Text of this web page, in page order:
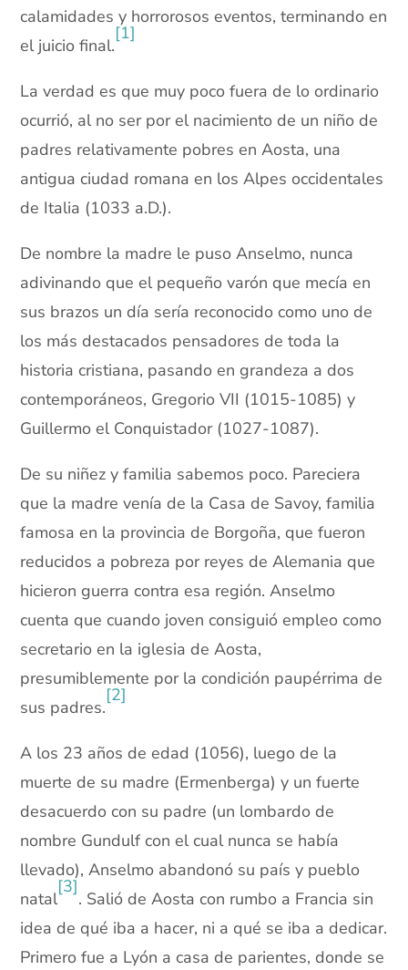
calamidades y horrorosos eventos, terminando en
el juicio final.
[1]
La verdad es que muy poco fuera de lo ordinario
ocurrió, al no ser por el nacimiento de un niño de
padres relativamente pobres en Aosta, una
antigua ciudad romana en los Alpes occidentales
de Italia (1033 a.D.).
De nombre la madre le puso Anselmo, nunca
adivinando que el pequeño varón que mecía en
sus brazos un día sería reconocido como uno de
los más destacados pensadores de toda la
historia cristiana, pasando en grandeza a dos
contemporáneos, Gregorio VII (1015-1085) y
Guillermo el Conquistador (1027-1087).
De su niñez y familia sabemos poco. Pareciera
que la madre venía de la Casa de Savoy, familia
famosa en la provincia de Borgoña, que fueron
reducidos a pobreza por reyes de Alemania que
hicieron guerra contra esa región. Anselmo
cuenta que cuando joven consiguió empleo como
secretario en la iglesia de Aosta,
presumiblemente por la condición paupérrima de
sus padres.
[2]
A los 23 años de edad (1056), luego de la
muerte de su madre (Ermenberga) y un fuerte
desacuerdo con su padre (un lombardo de
nombre Gundulf con el cual nunca se había
llevado), Anselmo abandonó su país y pueblo
natal
[3]
. Salió de Aosta con rumbo a Francia sin
idea de qué iba a hacer, ni a qué se iba a dedicar.
Primero fue a Lyón a casa de parientes, donde se